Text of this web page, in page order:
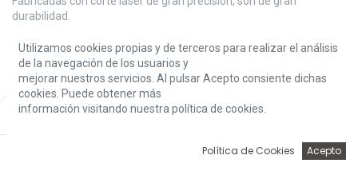
Price:
Add to Cart
durabilidad.
Medida: 30x40 cm
12,57€
Utilizamos cookies propias y de terceros para realizar el análisis
de la navegación de los usuarios y
mejorar nuestros servicios. Al pulsar Acepto consiente dichas
cookies. Puede obtener más
información visitando nuestra política de cookies.
Política de Cookies Acepto